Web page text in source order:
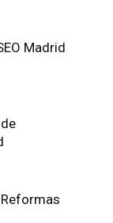
Madrid